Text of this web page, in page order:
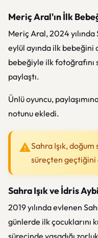
Meriç Aral'ın İlk
Meriç Aral, 2024
eylül ayında ilk
bebeğiyle ilk fotoğrafını
paylaştı.
Ünlü oyuncu,
notunu ekledi.
Sahra Işık, doğum
süreçten geçtiğini
Sahra Işık ve İdris
2019 yılında evlenen
günlerde ilk çocuklarını